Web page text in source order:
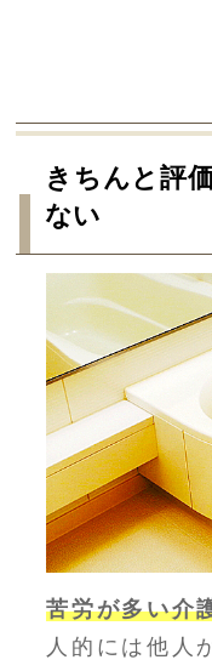
きちんと評
ない
苦労が多い介
人的には他人